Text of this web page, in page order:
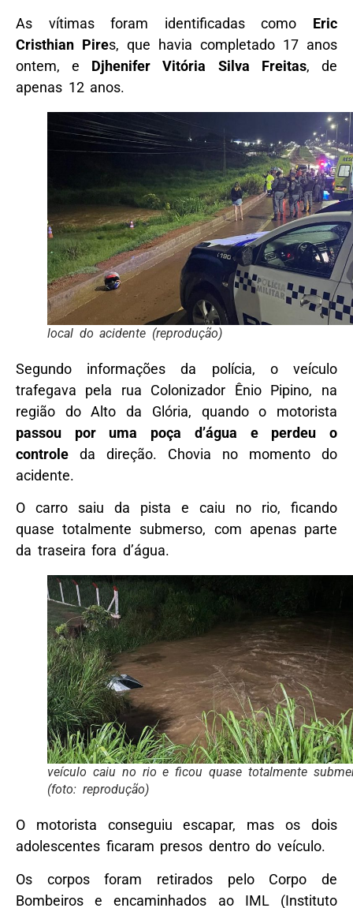
As vítimas foram identificadas como Eric
Cristhian Pires, que havia completado 17 anos
ontem, e Djhenifer Vitória Silva Freitas, de
apenas 12 anos.
local do acidente (reprodução)
Segundo informações da polícia, o veículo
trafegava pela rua Colonizador Ênio Pipino, na
região do Alto da Glória, quando o motorista
passou por uma poça d’água e perdeu o
controle da direção. Chovia no momento do
acidente.
O carro saiu da pista e caiu no rio, ficando
quase totalmente submerso, com apenas parte
da traseira fora d’água.
veículo caiu no rio e ficou quase totalmente
(foto: reprodução)
O motorista conseguiu escapar, mas os dois
adolescentes ficaram presos dentro do veículo.
Os corpos foram retirados pelo Corpo de
Bombeiros e encaminhados ao IML (Instituto